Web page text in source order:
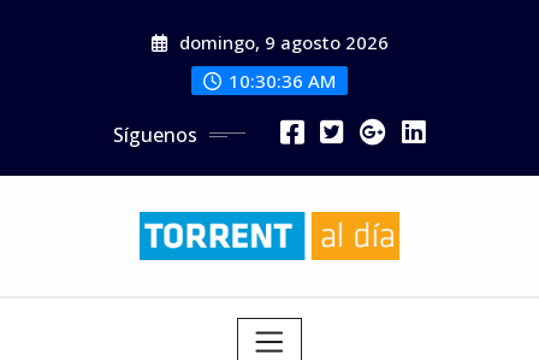
domingo, 9 agosto 2026
10:30:37 AM
Síguenos